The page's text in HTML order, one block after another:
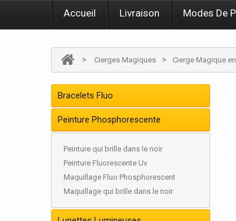
Accueil Livraison Modes De
> Cierges Magiques > Cierge Magique
Bracelets Fluo
Peinture Phosphorescente
Peinture qui brille dans le noir
Peinture Fluorescente Uv
Maquillage Fluo Phosphorescent
Maquillage qui brille dans le noir